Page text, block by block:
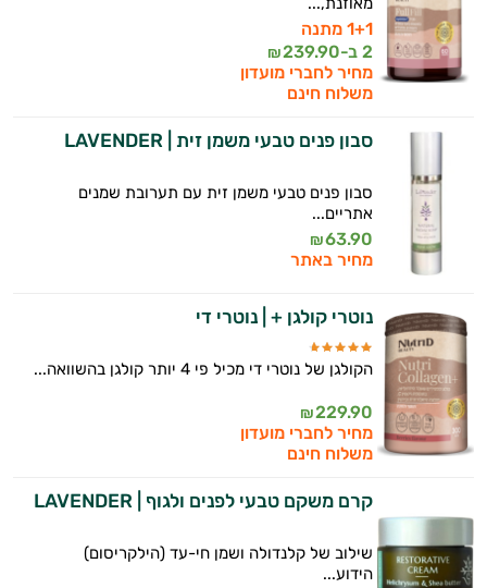
1+1 מתנה
2 ב-
239.90
₪
מחיר לחברי מועדון
משלוח חינם
סבון פנים טבעי משמן זית | LAVENDER
סבון פנים טבעי משמן זית עם תערובת שמנים
אתריים...
63.90
₪
מחיר באתר
נוטרי קולגן + | נוטרי די
הקולגן של נוטרי די מכיל פי 4 יותר קולגן בהשוואה...
229.90
₪
מחיר לחברי מועדון
משלוח חינם
קרם משקם טבעי לפנים ולגוף | LAVENDER
שילוב של קלנדולה ושמן חי-עד (הילקריסום)
הידוע...
אני יועץ הבריאות האישי AI של טבע בריא.
התשובות שלי מבוססות על מאגרי מידע קליניים
וספרות מקצועית בתחומי הרפואה הטבעית
ותזונת הספורט.
אני כאן כדי לעזור לך להתאים את תוספי
התזונה ומוצרי הבריאות המדויקים למטרות
ולמצב הגופני שלך, ולהסביר לך אילו רכיבים
עובדים יחד כדי למקסם תוצאות גם בחיי היום
יום וגם בתחום הכושר והספורט.
אישיות מבוססות מדעית.
זה הזמן להתחיל. איך אוכל לעזור?